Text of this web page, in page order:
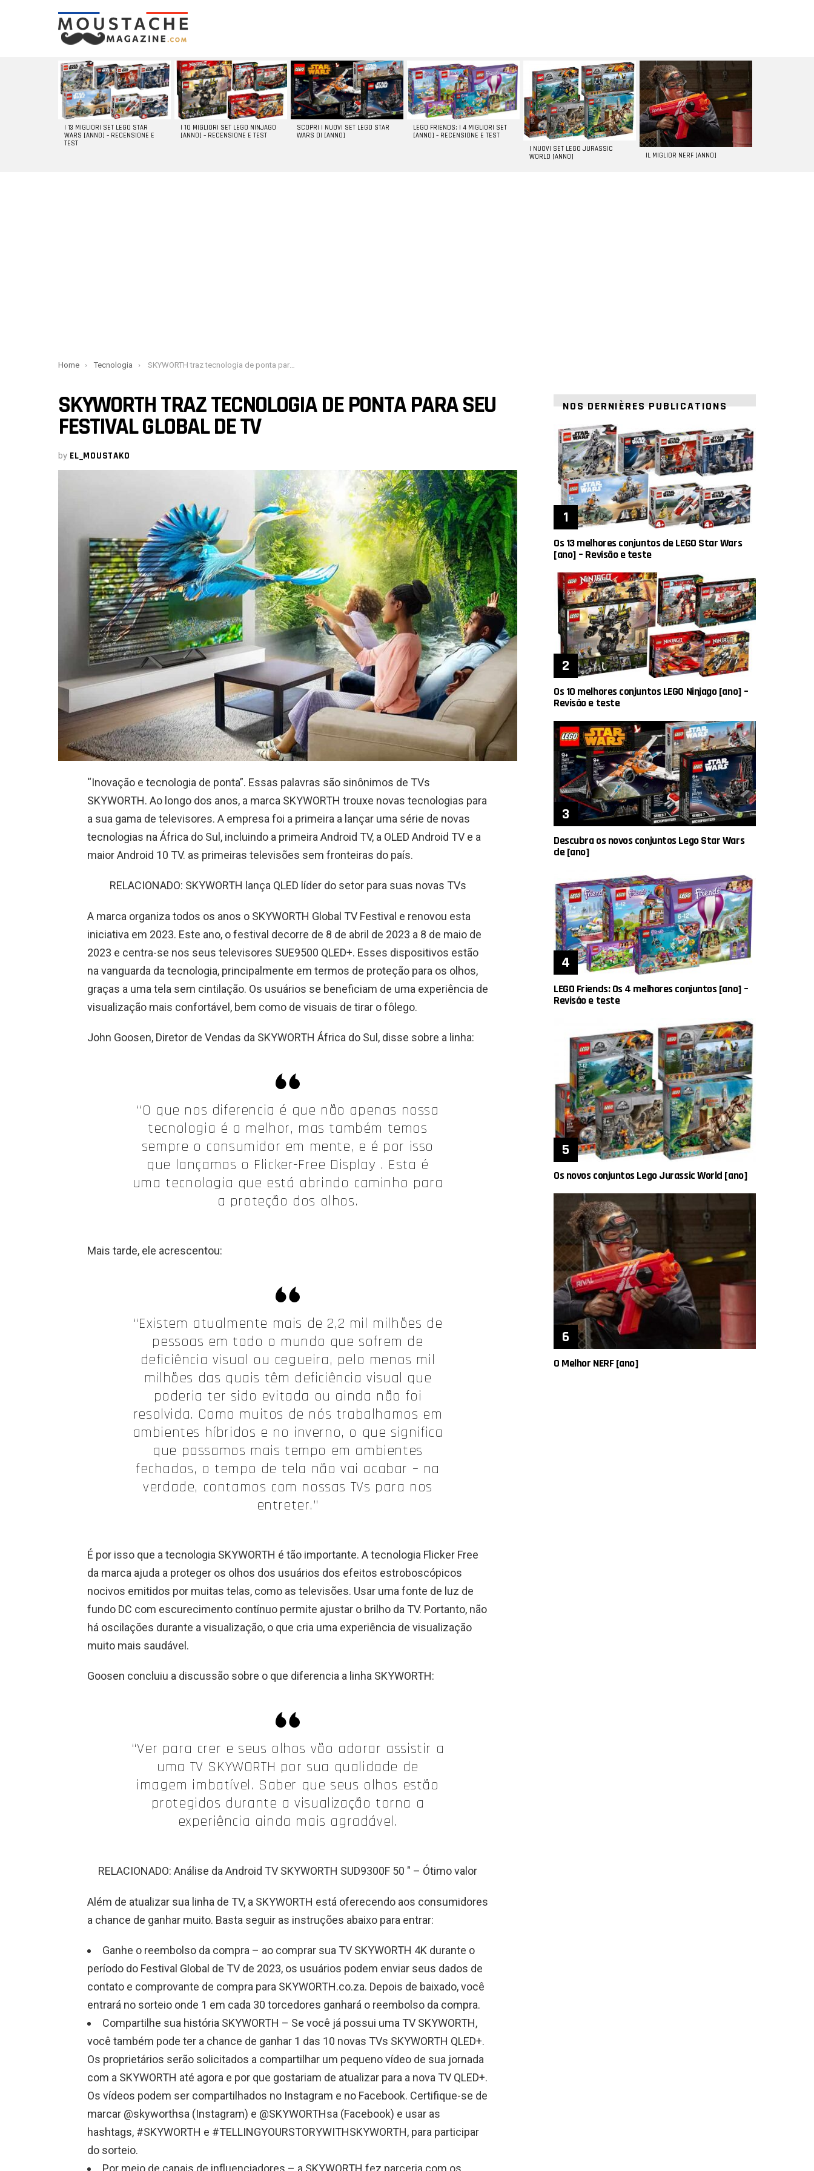
LATEST
STORIES
I 13 MIGLIORI SET LEGO STAR
WARS [ANNO] – RECENSIONE E
TEST
I 10 MIGLIORI SET LEGO NINJAGO
[ANNO] – RECENSIONE E TEST
SCOPRI I NUOVI SET LEGO STAR
WARS DI [ANNO]
LEGO FRIENDS: I 4 MIGLIORI SET
[ANNO] – RECENSIONE E TEST
I NUOVI SET LEGO JURASSIC
WORLD [ANNO]
IL MIGLIOR NERF [ANNO]
You are here:
Home Tecnologia SKYWORTH traz tecnologia de ponta para seu festival global de TV
SKYWORTH TRAZ TECNOLOGIA DE PONTA PARA SEU
FESTIVAL GLOBAL DE TV
by EL_MOUSTAKO
“Inovação e tecnologia de ponta”. Essas palavras são sinônimos de TVs
SKYWORTH. Ao longo dos anos, a marca SKYWORTH trouxe novas tecnologias para
a sua gama de televisores. A empresa foi a primeira a lançar uma série de novas
tecnologias na África do Sul, incluindo a primeira Android TV, a OLED Android TV e a
maior Android 10 TV. as primeiras televisões sem fronteiras do país.
RELACIONADO: SKYWORTH lança QLED líder do setor para suas novas TVs
A marca organiza todos os anos o SKYWORTH Global TV Festival e renovou esta
iniciativa em 2023. Este ano, o festival decorre de 8 de abril de 2023 a 8 de maio de
2023 e centra-se nos seus televisores SUE9500 QLED+. Esses dispositivos estão
na vanguarda da tecnologia, principalmente em termos de proteção para os olhos,
graças a uma tela sem cintilação. Os usuários se beneficiam de uma experiência de
visualização mais confortável, bem como de visuais de tirar o fôlego.
John Goosen, Diretor de Vendas da SKYWORTH África do Sul, disse sobre a linha:
“O que nos diferencia é que não apenas nossa
tecnologia é a melhor, mas também temos
sempre o consumidor em mente, e é por isso
que lançamos o Flicker-Free Display . Esta é
uma tecnologia que está abrindo caminho para
a proteção dos olhos.
Mais tarde, ele acrescentou:
“Existem atualmente mais de 2,2 mil milhões de
pessoas em todo o mundo que sofrem de
deficiência visual ou cegueira, pelo menos mil
milhões das quais têm deficiência visual que
poderia ter sido evitada ou ainda não foi
resolvida. Como muitos de nós trabalhamos em
ambientes híbridos e no inverno, o que significa
que passamos mais tempo em ambientes
fechados, o tempo de tela não vai acabar – na
verdade, contamos com nossas TVs para nos
entreter.”
É por isso que a tecnologia SKYWORTH é tão importante. A tecnologia Flicker Free
da marca ajuda a proteger os olhos dos usuários dos efeitos estroboscópicos
nocivos emitidos por muitas telas, como as televisões. Usar uma fonte de luz de
fundo DC com escurecimento contínuo permite ajustar o brilho da TV. Portanto, não
há oscilações durante a visualização, o que cria uma experiência de visualização
muito mais saudável.
Goosen concluiu a discussão sobre o que diferencia a linha SKYWORTH:
“Ver para crer e seus olhos vão adorar assistir a
uma TV SKYWORTH por sua qualidade de
imagem imbatível. Saber que seus olhos estão
protegidos durante a visualização torna a
experiência ainda mais agradável.
RELACIONADO: Análise da Android TV SKYWORTH SUD9300F 50 ″ – Ótimo valor
Além de atualizar sua linha de TV, a SKYWORTH está oferecendo aos consumidores
a chance de ganhar muito. Basta seguir as instruções abaixo para entrar:
Ganhe o reembolso da compra – ao comprar sua TV SKYWORTH 4K durante o
período do Festival Global de TV de 2023, os usuários podem enviar seus dados de
contato e comprovante de compra para SKYWORTH.co.za. Depois de baixado, você
entrará no sorteio onde 1 em cada 30 torcedores ganhará o reembolso da compra.
Compartilhe sua história SKYWORTH – Se você já possui uma TV SKYWORTH,
você também pode ter a chance de ganhar 1 das 10 novas TVs SKYWORTH QLED+.
Os proprietários serão solicitados a compartilhar um pequeno vídeo de sua jornada
com a SKYWORTH até agora e por que gostariam de atualizar para a nova TV QLED+.
Os vídeos podem ser compartilhados no Instagram e no Facebook. Certifique-se de
marcar @skyworthsa (Instagram) e @SKYWORTHsa (Facebook) e usar as
hashtags, #SKYWORTH e #TELLINGYOURSTORYWITHSKYWORTH, para participar
do sorteio.
Por meio de canais de influenciadores – a SKYWORTH fez parceria com os
NOS DERNIÈRES PUBLICATIONS
Os 13 melhores conjuntos de LEGO Star Wars
[ano] – Revisão e teste
Os 10 melhores conjuntos LEGO Ninjago [ano] –
Revisão e teste
Descubra os novos conjuntos Lego Star Wars
de [ano]
LEGO Friends: Os 4 melhores conjuntos [ano] –
Revisão e teste
Os novos conjuntos Lego Jurassic World [ano]
O Melhor NERF [ano]